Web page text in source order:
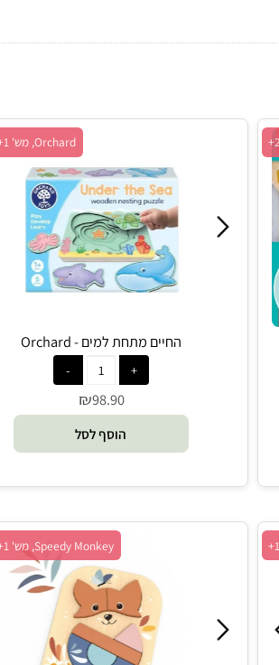
Orchard, מש' 1+, גיל 1+
החיים מתחת למים - Orchard
₪98.90
Speedy Monkey, מש' 1+, גיל 1+